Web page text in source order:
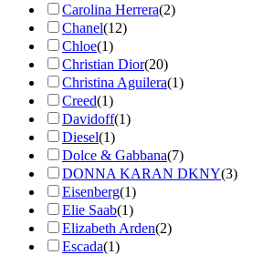
Carolina Herrera(2)
Chanel(12)
Chloe(1)
Christian Dior(20)
Christina Aguilera(1)
Creed(1)
Davidoff(1)
Diesel(1)
Dolce & Gabbana(7)
DONNA KARAN DKNY(3)
Eisenberg(1)
Elie Saab(1)
Elizabeth Arden(2)
Escada(1)